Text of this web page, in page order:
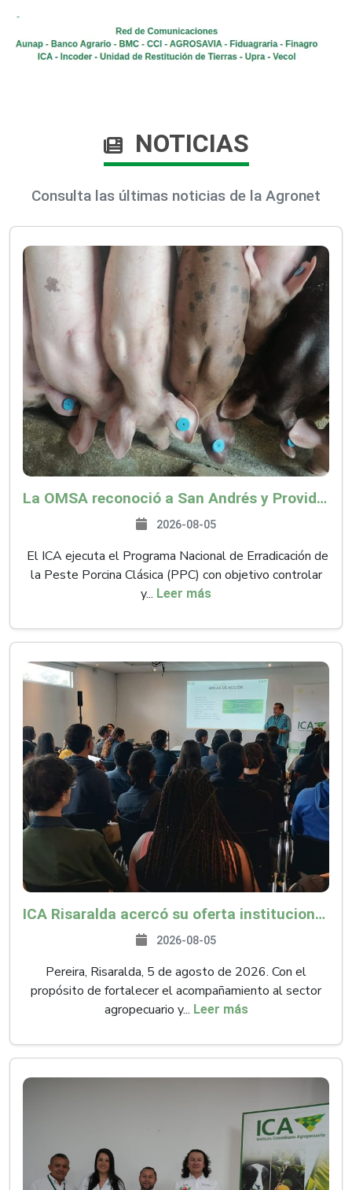
NOTICIAS
Consulta las últimas noticias de la Agronet
La OMSA reconoció a San Andrés y Providencia como zona libre de Peste Porcina Clásica (PPC)
2026-08-05
El ICA ejecuta el Programa Nacional de Erradicación de
la Peste Porcina Clásica (PPC) con objetivo controlar
y... Leer más
ICA Risaralda acercó su oferta institucional a productores y emprendedores en Expocamello
2026-08-05
Pereira, Risaralda, 5 de agosto de 2026. Con el
propósito de fortalecer el acompañamiento al sector
agropecuario y... Leer más